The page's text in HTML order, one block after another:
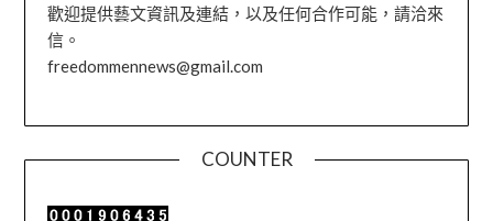
歡迎提供藝文資訊及連結，以及任何合作可能，請洽來
信。
freedommennews@gmail.com
COUNTER